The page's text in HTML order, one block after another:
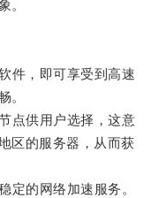
。
，即可享受到高速
。
供用户选择，这意
区的服务器，从而获
的网络加速服务。